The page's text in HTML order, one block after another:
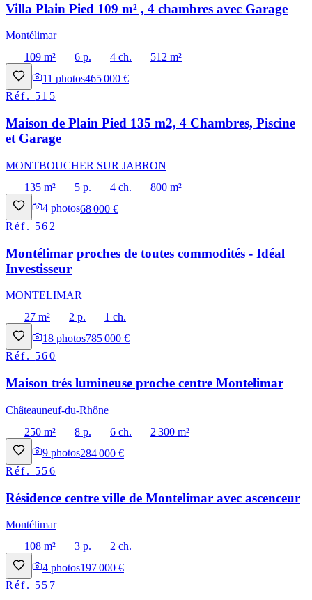
Villa Plain Pied 109 m² , 4 chambres avec Garage
Montélimar
109 m²
6 p. 4 ch.
512 m²
11 photos465 000 €
Réf. 515
Maison de Plain Pied 135 m2, 4 Chambres, Piscine
et Garage
MONTBOUCHER SUR JABRON
135 m²
5 p. 4 ch.
800 m²
4 photos68 000 €
Réf. 562
Montélimar proches de toutes commodités - Idéal
Investisseur
MONTELIMAR
27 m²
2 p.
1 ch.
18 photos785 000 €
Réf. 560
Maison trés lumineuse proche centre Montelimar
Châteauneuf-du-Rhône
250 m²
8 p. 6 ch.
2 300 m²
9 photos284 000 €
Réf. 556
Résidence centre ville de Montelimar avec ascenceur
Montélimar
108 m²
3 p.
2 ch.
4 photos197 000 €
Réf. 557